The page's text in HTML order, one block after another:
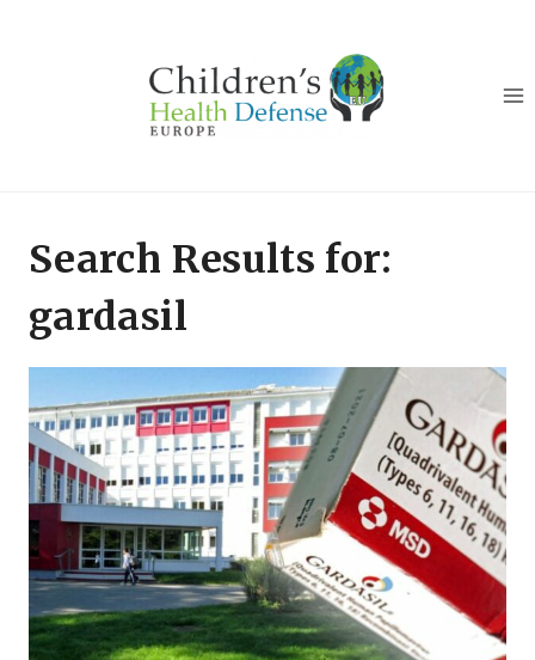
Search Results for:
gardasil